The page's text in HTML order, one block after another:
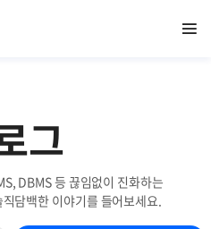
열기
그
DBMS 등 끊임없이 진화하는
담백한 이야기를 들어보세요.